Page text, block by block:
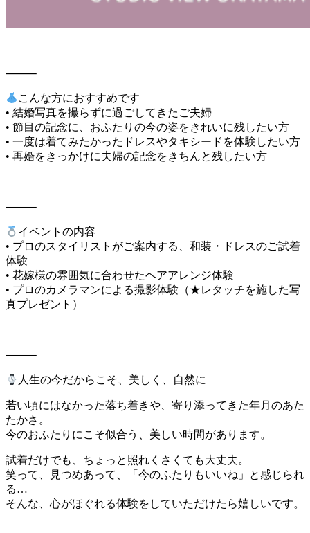
⸻
こんな方におすすめです
• 結婚写真を撮らずに過ごしてきたご夫婦
• 節目の記念に、おふたりの今の姿をきれいに残したい方
• 一度は着てみたかったドレスやタキシードを体験したい方
• 再婚をきっかけに夫婦の記念をきちんと残したい方
⸻
イベントの内容
• プロのスタイリストがご案内する、和装・ドレスのご試着
体験
• 花嫁様の雰囲気に合わせたヘアアレンジ体験
• プロのカメラマンによる撮影体験（★レタッチを施した写
真プレゼント）
⸻
人生の今だからこそ、美しく、自然に
若い頃にはなかった落ち着きや、寄り添ってきた年月のあた
たかさ。
今のおふたりにこそ似合う、美しい時間があります。
試着だけでも、ちょっと照れくさくても大丈夫。
笑って、見つめあって、「今のふたりもいいね」と感じられ
る…
そんな、心がほぐれる体験をしていただけたら嬉しいです。